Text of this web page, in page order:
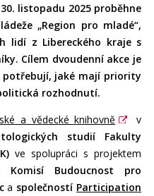
listopadu 2025 proběhne
„Region pro mladé“,
lidí z Libereckého kraje s
Cílem dvoudenní akce je
jaké mají priority
rozhodnutí.
a vědecké knihovně
v
studií Fakulty
ve spolupráci s projektem
Komisí Budoucnost pro
a společností Participation